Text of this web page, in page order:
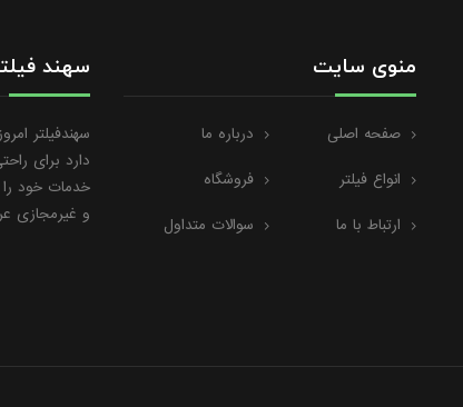
منوی سایت
صفحه اصلی درباره ما
انواع فیلتر فروشگاه
ارتباط با ما سوالات متداول
سهند
سهندفیلتر
دارد برای
خدمات خود
و غیرمجازی